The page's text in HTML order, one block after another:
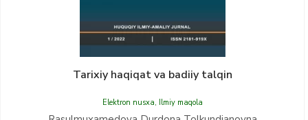
Tarixiy haqiqat va badiiy talqin
Elektron nusxa, Ilmiy maqola